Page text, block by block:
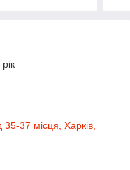
37 місця, Харків,